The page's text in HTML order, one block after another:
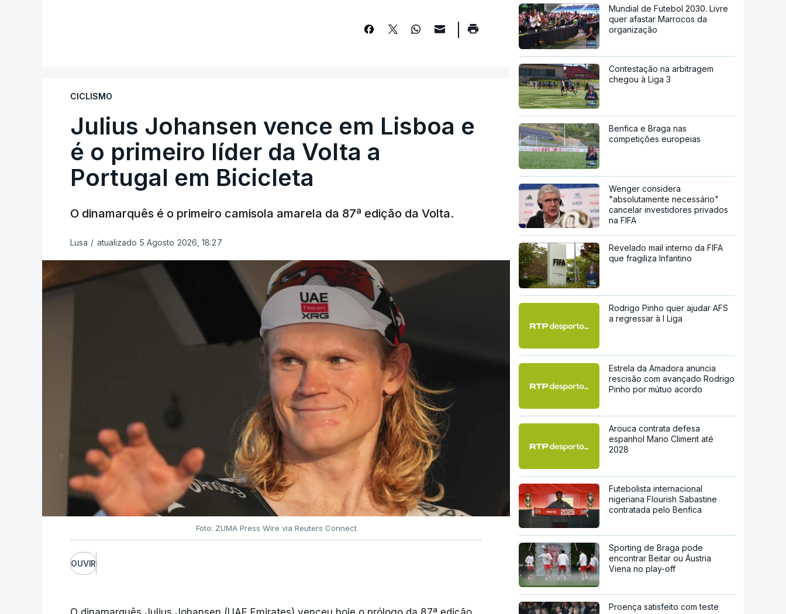
CICLISMO
Julius Johansen vence em Lisboa e
é o primeiro líder da Volta a
Portugal em Bicicleta
O dinamarquês é o primeiro camisola amarela da 87ª edição da Volta.
Lusa / atualizado 5 Agosto 2026, 18:27
Foto: ZUMA Press Wire via Reuters Connect
OUVIR
Mundial de Futebol 2030. Livre
quer afastar Marrocos da
organização
Contestação na arbitragem
chegou à Liga 3
Benfica e Braga nas
competições europeias
Wenger considera
"absolutamente necessário"
cancelar investidores privados
na FIFA
Revelado mail interno da FIFA
que fragiliza Infantino
Rodrigo Pinho quer ajudar AFS
a regressar à I Liga
Estrela da Amadora anuncia
rescisão com avançado Rodrigo
Pinho por mútuo acordo
Arouca contrata defesa
espanhol Mario Climent até
2028
Futebolista internacional
nigeriana Flourish Sabastine
contratada pelo Benfica
Sporting de Braga pode
encontrar Beitar ou Áustria
Viena no play-off
Proença satisfeito com teste